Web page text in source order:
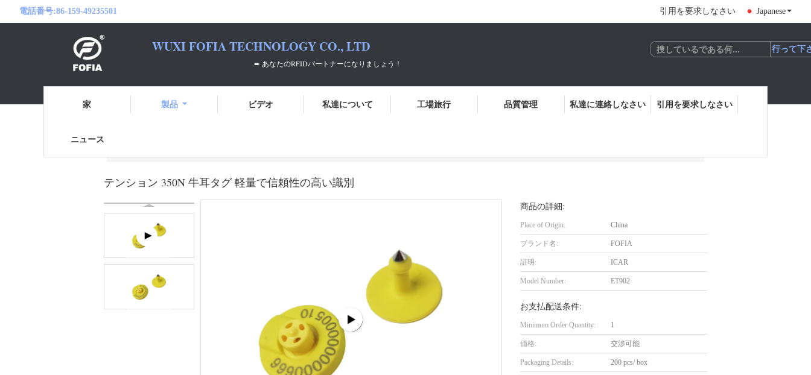
電話番号:86-159-49235501 引用を要求しなさい Japanese
WUXI FOFIA TECHNOLOGY CO., LTD
➨ あなたのRFIDパートナーになりましょう！
家 製品 ビデオ 私達について 工場旅行 品質管理 私達に連絡しなさい 引用を要求しなさい
ニュース
テンション 350N 牛耳タグ 軽量で信頼性の高い識別
商品の詳細:
Place of Origin: China
ブランド名: FOFIA
証明: ICAR
Model Number: ET902
お支払配送条件:
Minimum Order Quantity: 1
価格: 交渉可能
Packaging Details: 200 pcs/ box